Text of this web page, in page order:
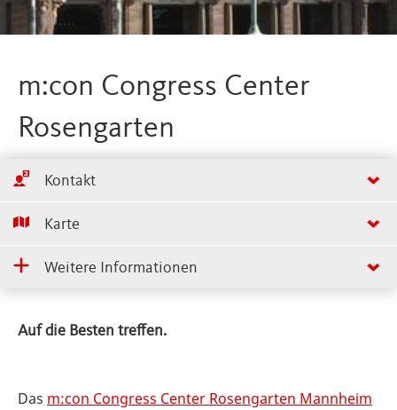
m:con Congress Center
Rosengarten
Kontakt
Karte
Weitere Informationen
Auf die Besten treffen.
Das m:con Congress Center Rosengarten Mannheim